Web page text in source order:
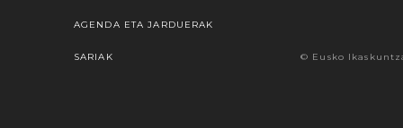
AGENDA ETA JARDUERAK
SARIAK © Eusko